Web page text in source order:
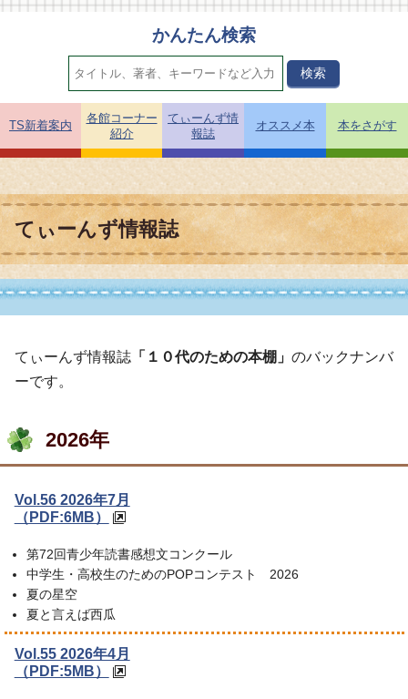
てぃーんず情報誌
てぃーんず情報誌 「１０代のための本棚」 のバックナンバ
ーです。
2026年
Vol.56 2026年7月
（PDF:6MB）
第72回青少年読書感想文コンクール
中学生・高校生のためのPOPコンテスト 2026
夏の星空
夏と言えば西瓜
Vol.55 2026年4月
（PDF:5MB）
かんたん検索
TS新着案内
各館コーナー
紹介
てぃーんず情
報誌
オススメ本 本をさがす